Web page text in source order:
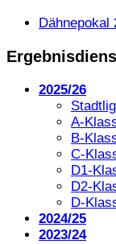
Dähnepokal
2025/26
A-
B-
C-
D1-
D2-
D-
2024/25
2023/24